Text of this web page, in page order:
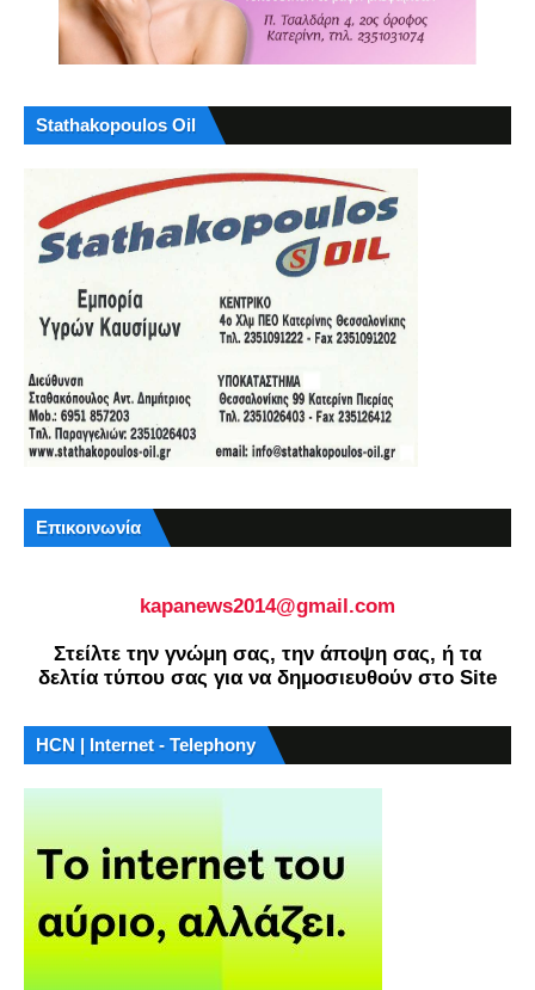
Stathakopoulos Oil
Επικοινωνία
kapanews2014@gmail.com
Στείλτε την γνώμη σας, την άποψη σας, ή τα
δελτία τύπου σας για να δημοσιευθούν στο Site
HCN | Internet - Telephony